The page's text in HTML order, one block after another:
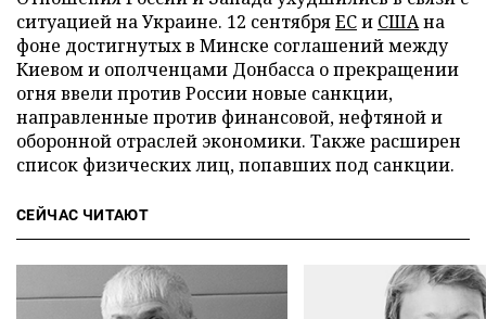
ситуацией на Украине. 12 сентябряЕСи СШАна
фоне достигнутых в Минске соглашений между
Киевом и ополченцами Донбасса о прекращении
огня ввели против России новые санкции,
направленные против финансовой, нефтяной и
оборонной отраслей экономики. Также расширен
список физических лиц, попавших под санкции.
СЕЙЧАС ЧИТАЮТ